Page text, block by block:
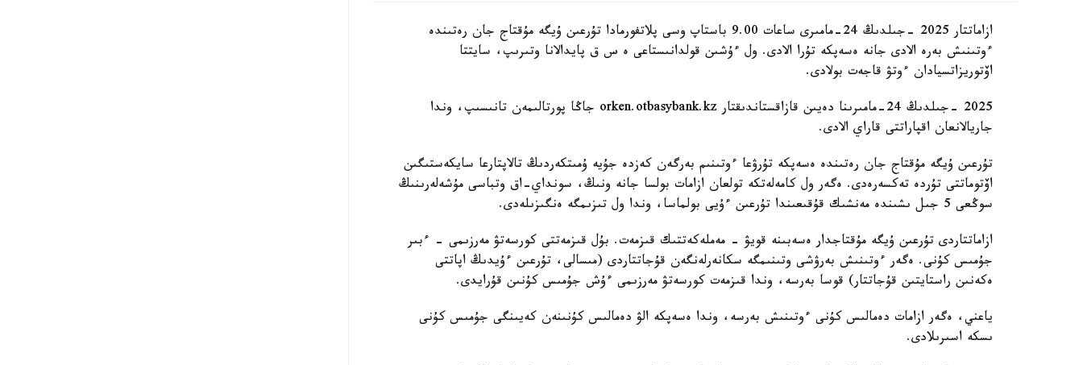
ازاماتتار 2025 -جىلدىڭ 24-مامىرى ساعات 9.00 باستاپ وسى پلاتفورمادا تۇرعىن ۇيگە مۇقتاج جان رەتىندە
ءوتىنىش بەرە الادى جانە ەسەپكە تۇرا الادى. ول ءۇشىن قولدانىستاعى ە س ق پايدالانا وتىرىپ، سايتتا
اۆتوريزاتسيادان ءوتۋ قاجەت بولادى.
2025 -جىلدىڭ 24-مامىرىنا دەيىن قازاقستاندىقتار orken.otbasybank.kz جاڭا پورتالىمەن تانىسىپ، وندا
جاريالانعان اقپاراتتى قاراي الادى.
تۇرعىن ۇيگە مۇقتاج جان رەتىندە ەسەپكە تۇرۋعا ءوتىنىم بەرگەن كەزدە جۇيە ۇمىتكەردىڭ تالاپتارعا سايكەستىگىن
اۆتوماتتى تۇردە تەكسەرەدى. ەگەر ول كامەلەتكە تولعان ازامات بولسا جانە ونىڭ، سونداي-اق وتباسى مۇشەلەرىنىڭ
سوڭعى 5 جىل ىشىندە مەنشىك قۇقىعىندا تۇرعىن ءۇيى بولماسا، وندا ول تىزىمگە ەنگىزىلەدى.
ازاماتتاردى تۇرعىن ۇيگە مۇقتاجدار ەسەبىنە قويۋ - مەملەكەتتىك قىزمەت. بۇل قىزمەتتى كورسەتۋ مەرزىمى - ءبىر
جۇمىس كۇنى. ەگەر ءوتىنىش بەرۋشى وتىنىمگە سكانەرلەنگەن قۇجاتتاردى (مىسالى، تۇرعىن ءۇيدىڭ اپاتتى
ەكەنىن راستايتىن قۇجاتتار) قوسا بەرسە، وندا قىزمەت كورسەتۋ مەرزىمى ءۇش جۇمىس كۇنىن قۇرايدى.
ياعني، ەگەر ازامات دەمالىس كۇنى ءوتىنىش بەرسە، وندا ەسەپكە الۋ دەمالىس كۇنىنەن كەيىنگى جۇمىس كۇنى
ىسكە اسىرىلادى.